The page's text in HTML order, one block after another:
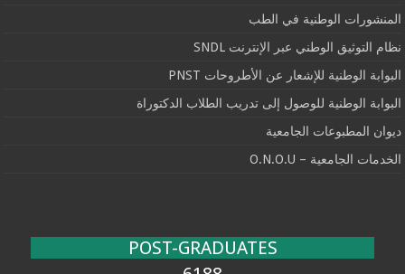
المنشورات الوطنية في الطب
نظام التوثيق الوطني عبر الإنترنت SNDL
البوابة الوطنية للإشعار عن الأطروحات PNST
البوابة الوطنية للوصول إلى تدريب الطلاب الدكتوراة
ديوان المطبوعات الجامعية
الخدمات الجامعية – O.N.O.U
POST-GRADUATES